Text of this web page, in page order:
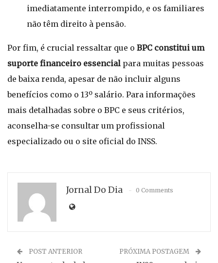
imediatamente interrompido, e os familiares
não têm direito à pensão.
Por fim, é crucial ressaltar que o BPC constitui um
suporte financeiro essencial para muitas pessoas
de baixa renda, apesar de não incluir alguns
benefícios como o 13º salário. Para informações
mais detalhadas sobre o BPC e seus critérios,
aconselha-se consultar um profissional
especializado ou o site oficial do INSS.
Jornal Do Dia 0 Comments
POST ANTERIOR PRÓXIMA POSTAGEM